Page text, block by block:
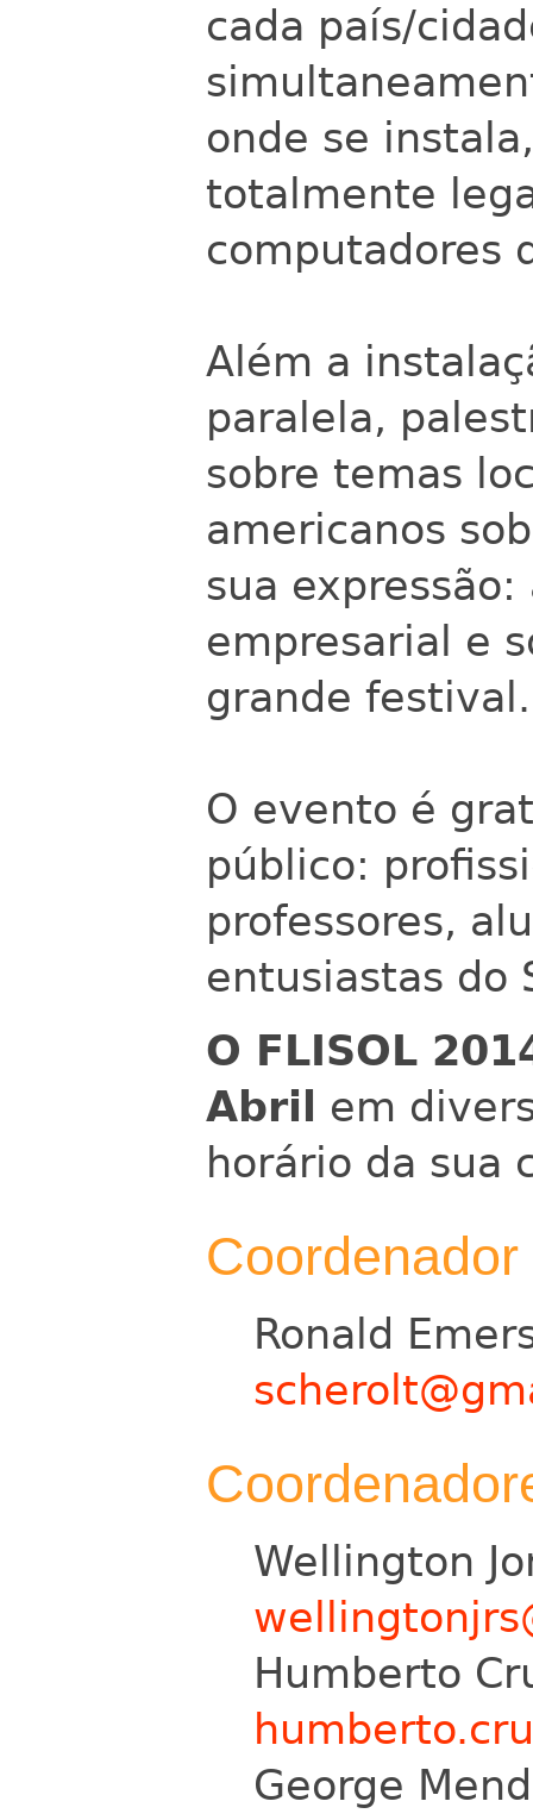
cada país/
onde se
totalmente
computadores
Além a
paralela,
sobre temas
americanos
sua
empresarial e
grande festival.
O evento é
público:
professores,
entusiastas do
O FLISOL
Abril em
horário da sua
Ronald
Wellington
Humberto
George